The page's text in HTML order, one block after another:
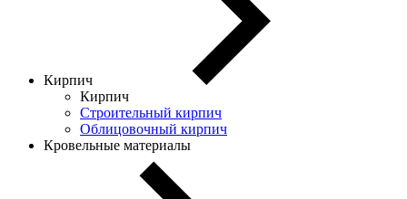
Кирпич
Кирпич
Строительный кирпич
Облицовочный кирпич
Кровельные материалы